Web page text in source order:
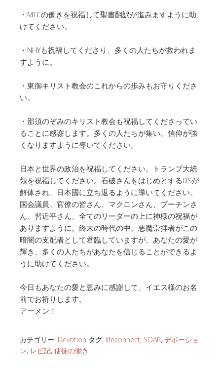
・MTCの働きを祝福して聖書翻訳が進みますように助
けてください。
・NHYも祝福してくださり、多くの人たちが救われま
すように。
・東御キリスト教会のこれからの歩みもお守りくださ
い。
・那須のぞみのキリスト教会も祝福してくださってい
ることに感謝します。多くの人たちが集い、信仰が強
くなりますように導いてください。
日本と世界の政治を祝福してください。トランプ大統
領を祝福してください。石破さんをはじめとするDSが
解体され、日本國に立ち返るように導いてください。
国会議員、官僚の皆さん、マクロンさん、プーチンさ
ん、習近平さん、全てのリーダーの上に神様の祝福が
ありますように。終末の時代の中、悪魔崇拝者がこの
暗闇の支配者として君臨していますが、あなたの愛が
輝き、多くの人たちがあなたを信じることができるよ
うに助けてください。
今日もあなたの愛と恵みに感謝して、イエス様のお名
前でお祈りします。
アーメン！
カテゴリー: Devotion タグ: lifeconnect, SOAP, デボーショ
ン, レビ記, 使徒の働き